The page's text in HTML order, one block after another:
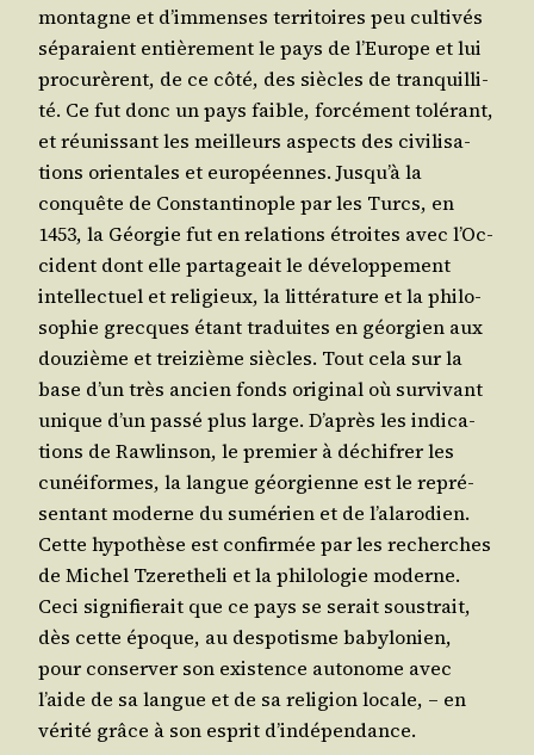
mon­tagne et d’im­menses ter­ri­toires peu culti­vés
sépa­raient entiè­re­ment le pays de l’Eu­rope et lui
pro­cu­rèrent, de ce côté, des siècles de tran­quilli­
té. Ce fut donc un pays faible, for­cé­ment tolé­rant,
et réunis­sant les meilleurs aspects des civi­li­sa­
tions orien­tales et euro­péennes. Jus­qu’à la
conquête de Constan­ti­nople par les Turcs, en
1453, la Géor­gie fut en rela­tions étroites avec l’Oc­
ci­dent dont elle par­ta­geait le déve­lop­pe­ment
intel­lec­tuel et reli­gieux, la lit­té­ra­ture et la phi­lo­
so­phie grecques étant tra­duites en géor­gien aux
dou­zième et trei­zième siècles. Tout cela sur la
base d’un très ancien fonds ori­gi­nal où sur­vi­vant
unique d’un pas­sé plus large. D’a­près les indi­ca­
tions de Raw­lin­son, le pre­mier à déchi­frer les
cunéi­formes, la langue géor­gienne est le repré­
sen­tant moderne du sumé­rien et de l’a­la­ro­dien.
Cette hypo­thèse est confir­mée par les recherches
de Michel Tze­re­the­li et la phi­lo­lo­gie moderne.
Ceci signi­fie­rait que ce pays se serait sous­trait,
dès cette époque, au des­po­tisme baby­lo­nien,
pour conser­ver son exis­tence auto­nome avec
l’aide de sa langue et de sa reli­gion locale, – en
véri­té grâce à son esprit d’indépendance.